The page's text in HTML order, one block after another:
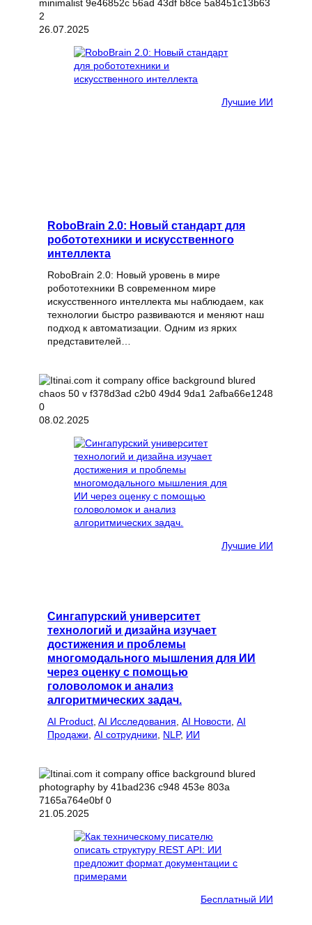
26.07.2025
Лучшие ИИ
RoboBrain 2.0: Новый стандарт для
робототехники и искусственного
интеллекта
RoboBrain 2.0: Новый уровень в мире
робототехники В современном мире
искусственного интеллекта мы наблюдаем, как
технологии быстро развиваются и меняют наш
подход к автоматизации. Одним из ярких
представителей…
08.02.2025
Лучшие ИИ
Сингапурский университет
технологий и дизайна изучает
достижения и проблемы
многомодального мышления для ИИ
через оценку с помощью
головоломок и анализ
алгоритмических задач.
AI Product AI Исследования AI Новости AI
Продажи AI сотрудники NLP, ИИ
21.05.2025
Бесплатный ИИ